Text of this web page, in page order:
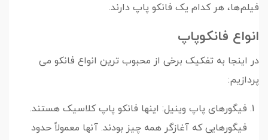
فیلم‌ها، هر کدام یک فانکو پاپ دارند.
انواع فانکوپاپ
در اینجا به تفکیک برخی از محبوب ترین انواع فانکو می
پردازیم:
فیگورهای پاپ وینیل: اینها فانکو پاپ کلاسیک هستند.
فیگورهایی که آغازگر همه چیز بودند. آنها معمولاً حدود